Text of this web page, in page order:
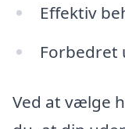
Effektiv
Forbedret
Ved at vælge